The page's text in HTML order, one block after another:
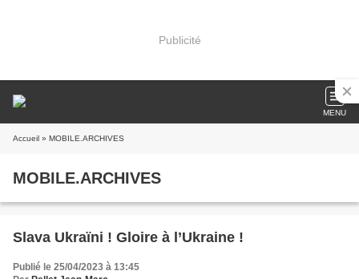
Publicité
MENU
Accueil » MOBILE.ARCHIVES
MOBILE.ARCHIVES
Slava Ukraïni ! Gloire à l’Ukraine !
Publié le 25/04/2023 à 13:45